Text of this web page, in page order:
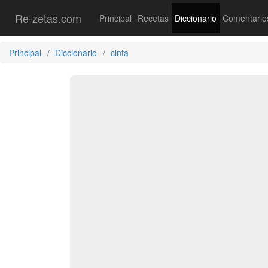
Re-zetas.com Principal Recetas Diccionario
Principal Diccionario cinta